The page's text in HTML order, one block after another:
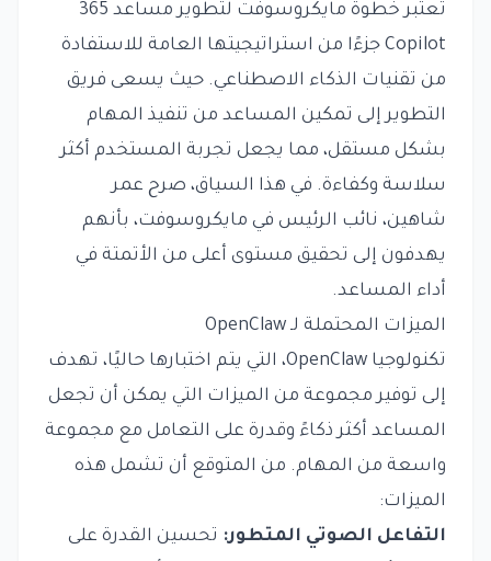
تعتبر خطوة مايكروسوفت لتطوير مساعد 365
Copilot جزءًا من استراتيجيتها العامة للاستفادة
من تقنيات الذكاء الاصطناعي. حيث يسعى فريق
التطوير إلى تمكين المساعد من تنفيذ المهام
بشكل مستقل، مما يجعل تجربة المستخدم أكثر
سلاسة وكفاءة. في هذا السياق، صرح عمر
شاهين، نائب الرئيس في مايكروسوفت، بأنهم
يهدفون إلى تحقيق مستوى أعلى من الأتمتة في
أداء المساعد.
الميزات المحتملة لـ OpenClaw
تكنولوجيا OpenClaw، التي يتم اختبارها حاليًا، تهدف
إلى توفير مجموعة من الميزات التي يمكن أن تجعل
المساعد أكثر ذكاءً وقدرة على التعامل مع مجموعة
واسعة من المهام. من المتوقع أن تشمل هذه
الميزات:
التفاعل الصوتي المتطور: تحسين القدرة على